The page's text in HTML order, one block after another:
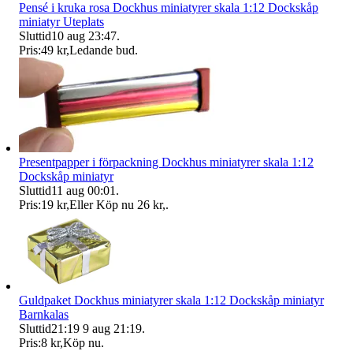
Pensé i kruka rosa Dockhus miniatyrer skala 1:12 Dockskåp
miniatyr Uteplats
Sluttid10 aug 23:47.
Pris:49 kr,Ledande bud.
Presentpapper i förpackning Dockhus miniatyrer skala 1:12
Dockskåp miniatyr
Sluttid11 aug 00:01 .
Pris:19 kr,Eller Köp nu 26 kr,.
Guldpaket Dockhus miniatyrer skala 1:12 Dockskåp miniatyr
Barnkalas
Sluttid21:19 9 aug 21:19.
Pris:8 kr,Köp nu.